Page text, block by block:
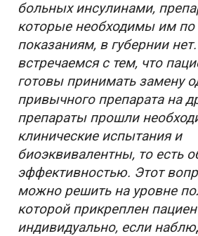
больных инсулинами,
которые необходимы им
показаниям, в губернии
встречаемся с тем, что
готовы принимать замену
привычного препарата на
препараты прошли
клинические испытания и
биоэквивалентны, то есть
эффективностью. Этот
можно решить на уровне
которой прикреплен
индивидуально, если